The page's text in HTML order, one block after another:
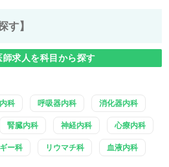
す】
師求人を科目から探す
科 呼吸器内科 消化器内科
腎臓内科 神経内科 心療内科
ー科 リウマチ科 血液内科